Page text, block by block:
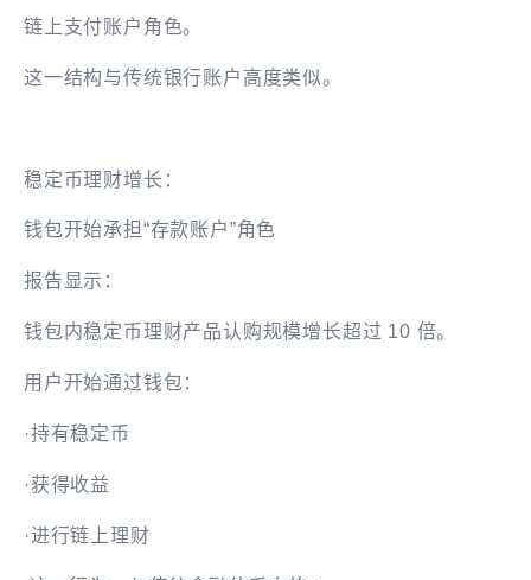
链上支付账户角色。
这一结构与传统银行账户高度类似。
稳定币理财增长：
钱包开始承担“存款账户”角色
报告显示：
钱包内稳定币理财产品认购规模增长超过 10 倍。
用户开始通过钱包：
·持有稳定币
·获得收益
·进行链上理财